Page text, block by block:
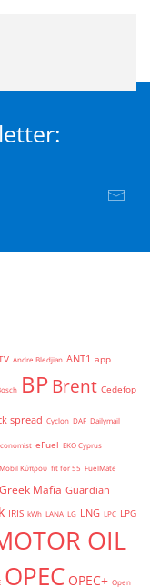
Andre Bledjian ANT1 app
BPBrent Cedefop
spread Cyclon DAF Dailymail
eFuel EKO Cyprus
Κύπρου fit for 55 FuelMate
Greek Mafia Guardian
IRIS kWh LANA LG LNG LPC LPG
OIL
OPEC OPEC+ Open